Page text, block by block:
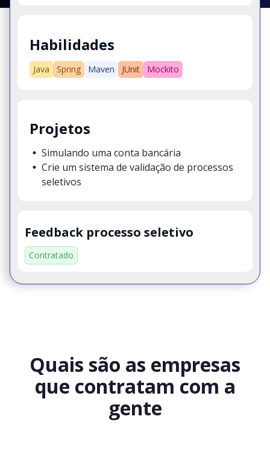
Habilidades
Java Spring Maven JUnit Mockito
Projetos
Simulando uma conta bancária
Crie um sistema de validação de processos
seletivos
Feedback processo seletivo
Contratado
Quais são as empresas
que contratam com a
gente